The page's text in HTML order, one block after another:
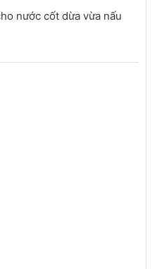
nước cốt dừa vừa nấu